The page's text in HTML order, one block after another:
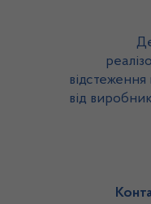
відстеження
від